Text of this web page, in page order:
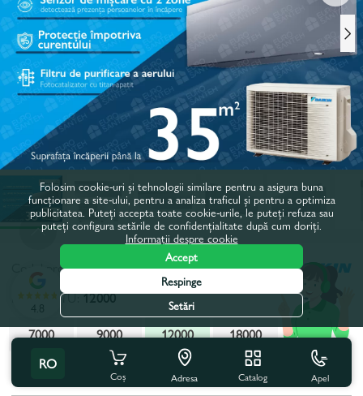
Codul produsului:645960
Putere, BTU:12000
7000
9000 12000
18000
Toate caracteristicile
Cu acest produs se cumpără
RO
Coș Adresa Catalog Apel
4.8
Folosim cookie-uri și tehnologii similare pentru a asigura buna
funcționare a site-ului, pentru a analiza traficul și pentru a optimiza
publicitatea. Puteți accepta toate cookie-urile, le puteți refuza sau
puteți configura setările de confidențialitate după cum doriți.
Informații despre cookie
Accept
Respinge
Setări